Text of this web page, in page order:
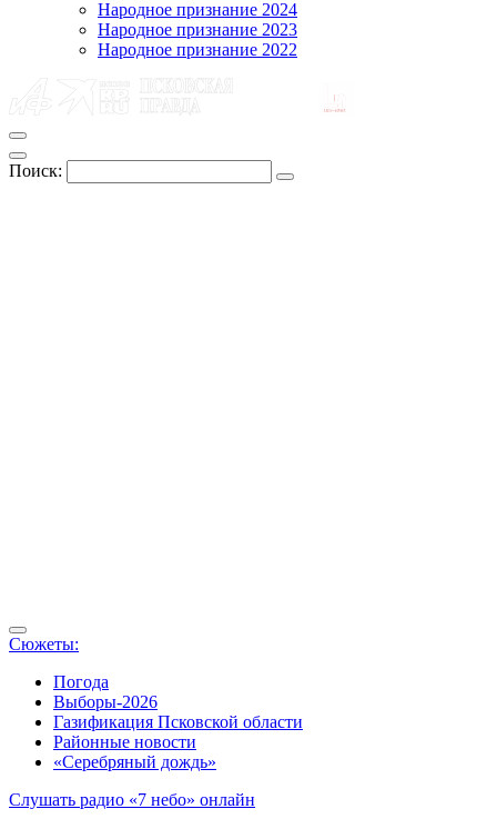
Народное признание 2024
Народное признание 2023
Народное признание 2022
Поиск:
Сюжеты:
Погода
Выборы-2026
Газификация Псковской области
Районные новости
«Серебряный дождь»
Слушать радио «7 небо» онлайн